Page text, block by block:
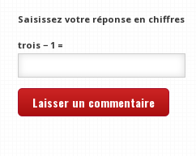
Saisissez votre réponse en chiffres
trois − 1 =